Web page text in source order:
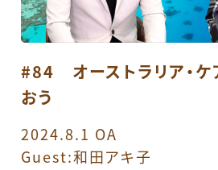
#84 オーストラリア・ケ
おう
2024.8.1 OA
Guest:和田アキ子